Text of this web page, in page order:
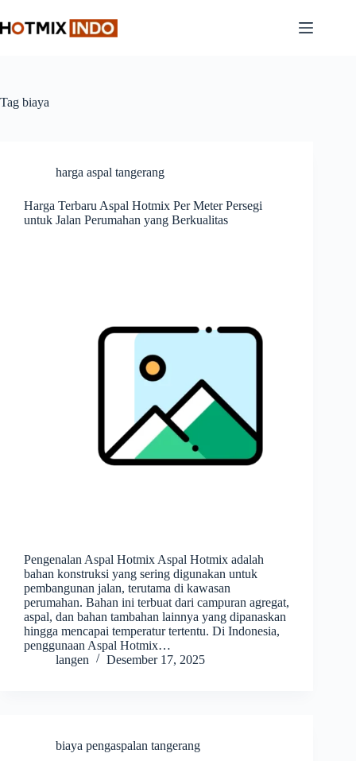
to
content
Tag biaya
harga aspal tangerang
Harga Terbaru Aspal Hotmix Per Meter Persegi
untuk Jalan Perumahan yang Berkualitas
Pengenalan Aspal Hotmix Aspal Hotmix adalah
bahan konstruksi yang sering digunakan untuk
pembangunan jalan, terutama di kawasan
perumahan. Bahan ini terbuat dari campuran agregat,
aspal, dan bahan tambahan lainnya yang dipanaskan
hingga mencapai temperatur tertentu. Di Indonesia,
penggunaan Aspal Hotmix…
langen
Desember 17, 2025
biaya pengaspalan tangerang